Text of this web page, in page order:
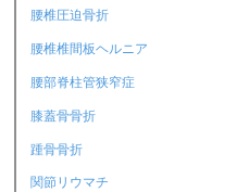
腰椎圧迫骨折
腰椎椎間板ヘルニア
腰部脊柱管狭窄症
膝蓋骨骨折
踵骨骨折
関節リウマチ